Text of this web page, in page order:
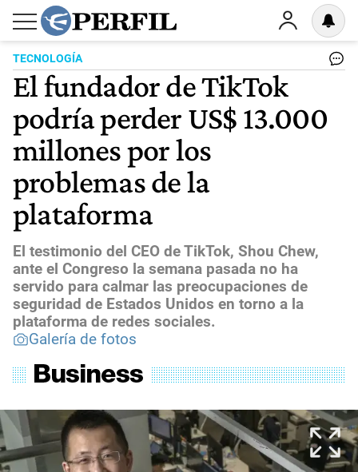
TECNOLOGÍA
El fundador de TikTok
podría perder US$ 13.000
millones por los
problemas de la
plataforma
El testimonio del CEO de TikTok, Shou Chew,
ante el Congreso la semana pasada no ha
servido para calmar las preocupaciones de
seguridad de Estados Unidos en torno a la
plataforma de redes sociales.
Galería de fotos